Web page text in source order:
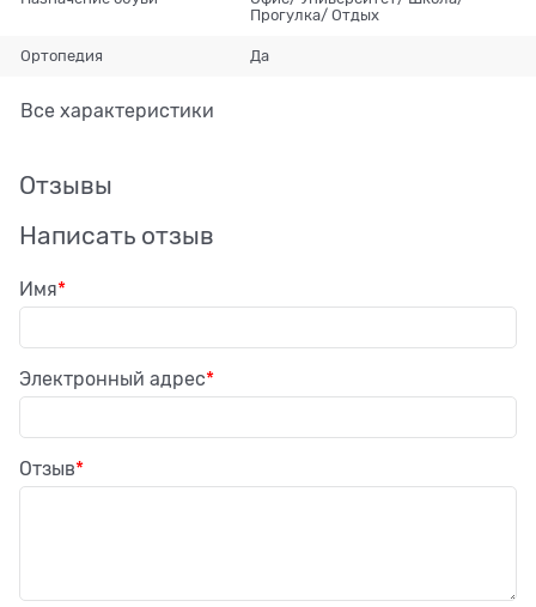
Прогулка/ Отдых
Ортопедия Да
Все характеристики
Отзывы
Написать отзыв
Имя
Электронный адрес
Отзыв